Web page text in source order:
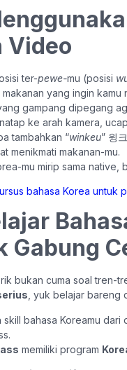
Video
ter-pewe-mu (posisi
makanan yang ingin
gampang dipegang
ke arah kamera,
tambahkan “winkeu” 윙
menikmati makanan-mu.
mu mirip sama native,
Gabung
bukan cuma soal tren-
, yuk belajar bareng
bahasa Koreamu dari
memiliki program